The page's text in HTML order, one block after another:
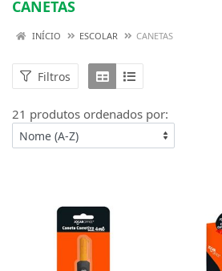
CANETAS
INÍCIO ESCOLAR CANETAS
Filtros
21 produtos ordenados por: